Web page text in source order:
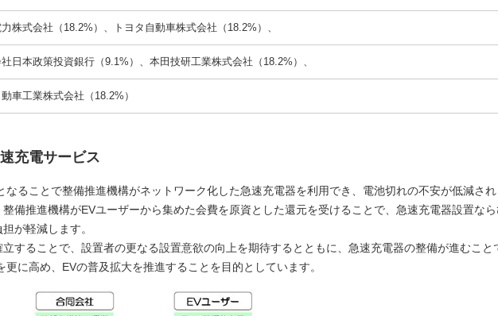
株式会社（18.2%）、トヨタ自動車株式会社（18.2%）、
日本政策投資銀行（9.1%）、本田技研工業株式会社（18.2%）、
車工業株式会社（18.2%）
充電サービス
なることで整備推進機構がネットワーク化した急速充電器を利用でき、電池切れの不安が低減さ
備推進機構がEVユーザーから集めた会費を原資とした還元を受けることで、急速充電器設置な
が軽減します。
立することで、設置者の更なる設置意欲の向上を期待するとともに、急速充電器の整備が進むこと
更に高め、EVの普及拡大を推進することを目的としています。